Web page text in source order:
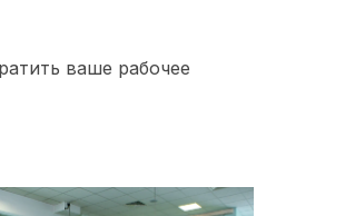
ваше рабочее